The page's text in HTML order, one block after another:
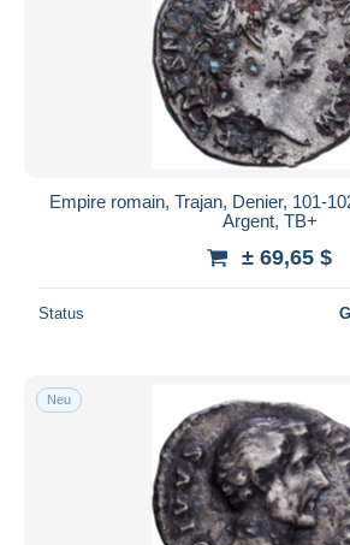
Empire romain, Trajan, Denier, 101-
Argent, TB+
± 69,65 $
Status
Neu